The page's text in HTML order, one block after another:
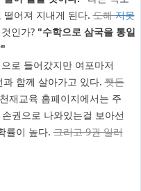
떨어져 지내게 된다.도해지못
인가? "수학으로 삼국을 통일
로 들어갔지만 여포마저
과 함께 살아가고 있다.쨋든
재교육 홈페이지에서는 주
권으로 나와있는걸 보아선
률이 높다.그리고 9권 일러